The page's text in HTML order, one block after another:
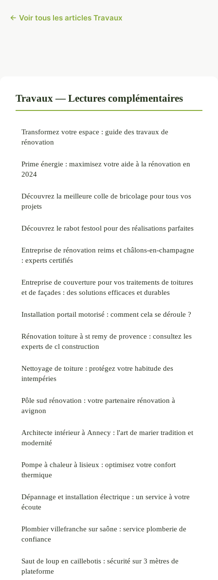
← Voir tous les articles Travaux
Travaux — Lectures complémentaires
Transformez votre espace : guide des travaux de
rénovation
Prime énergie : maximisez votre aide à la rénovation en
2024
Découvrez la meilleure colle de bricolage pour tous vos
projets
Découvrez le rabot festool pour des réalisations parfaites
Entreprise de rénovation reims et châlons-en-champagne
: experts certifiés
Entreprise de couverture pour vos traitements de toitures
et de façades : des solutions efficaces et durables
Installation portail motorisé : comment cela se déroule ?
Rénovation toiture à st remy de provence : consultez les
experts de cl construction
Nettoyage de toiture : protégez votre habitude des
intempéries
Pôle sud rénovation : votre partenaire rénovation à
avignon
Architecte intérieur à Annecy : l'art de marier tradition et
modernité
Pompe à chaleur à lisieux : optimisez votre confort
thermique
Dépannage et installation électrique : un service à votre
écoute
Plombier villefranche sur saône : service plomberie de
confiance
Saut de loup en caillebotis : sécurité sur 3 mètres de
plateforme